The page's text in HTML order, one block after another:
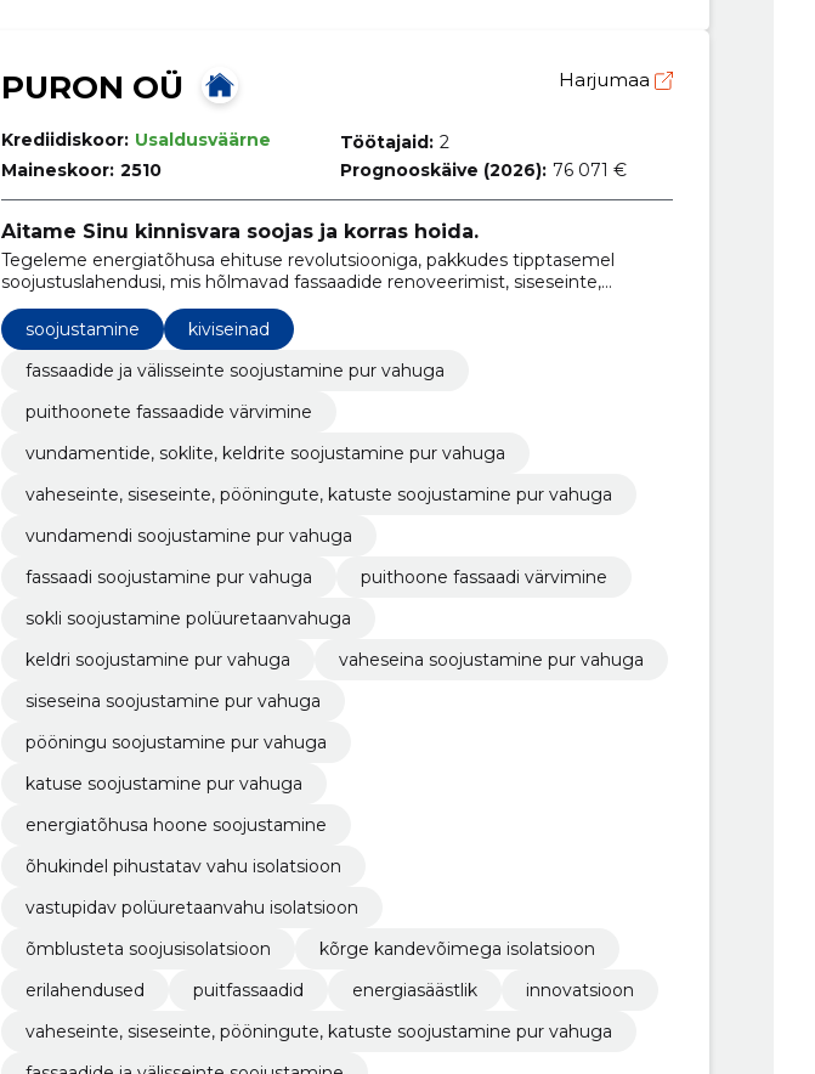
PURON OÜ Harjumaa
Krediidiskoor: Usaldusväärne
Maineskoor: 2510
Töötajaid: 2
Prognooskäive (2026): 76 071 €
Aitame Sinu kinnisvara soojas ja korras hoida.
Tegeleme energiatõhusa ehituse revolutsiooniga, pakkudes tipptasemel
soojustuslahendusi, mis hõlmavad fassaadide renoveerimist, siseseinte,
vaheseinte, katuste, vundamentide ja keldrite soojustamist.
soojustamine
kiviseinad
fassaadide ja välisseinte soojustamine pur vahuga
puithoonete fassaadide värvimine
vundamentide, soklite, keldrite soojustamine pur vahuga
vaheseinte, siseseinte, pööningute, katuste soojustamine pur vahuga
vundamendi soojustamine pur vahuga
fassaadi soojustamine pur vahuga
puithoone fassaadi värvimine
sokli soojustamine polüuretaanvahuga
keldri soojustamine pur vahuga
vaheseina soojustamine pur vahuga
siseseina soojustamine pur vahuga
pööningu soojustamine pur vahuga
katuse soojustamine pur vahuga
energiatõhusa hoone soojustamine
õhukindel pihustatav vahu isolatsioon
vastupidav polüuretaanvahu isolatsioon
õmblusteta soojusisolatsioon
kõrge kandevõimega isolatsioon
erilahendused
puitfassaadid energiasäästlik
innovatsioon
vaheseinte, siseseinte, pööningute, katuste soojustamine pur vahuga